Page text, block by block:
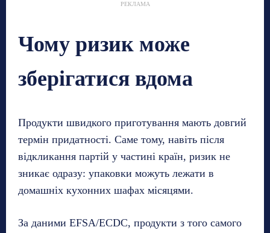
РЕКЛАМА
Чому ризик може
зберігатися вдома
Продукти швидкого приготування мають довгий
термін придатності. Саме тому, навіть після
відкликання партій у частині країн, ризик не
зникає одразу: упаковки можуть лежати в
домашніх кухонних шафах місяцями.
За даними EFSA/ECDC, продукти з того самого